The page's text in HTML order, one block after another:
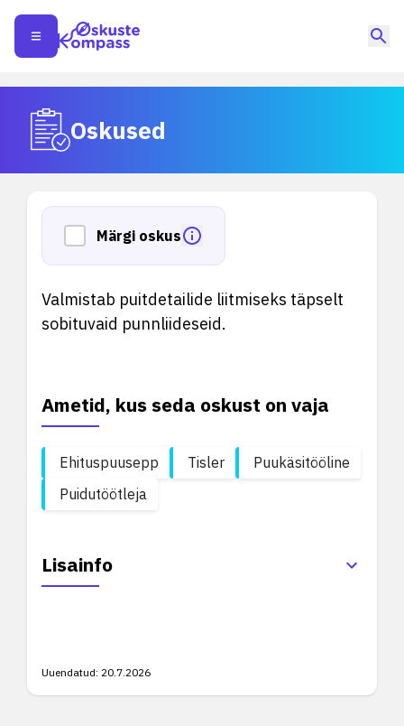
Oskused
Märgi oskus
Valmistab puitdetailide liitmiseks täpselt
sobituvaid punnliideseid.
Ametid, kus seda oskust on vaja
Ehituspuusepp Tisler
Puukäsitööline
Puidutöötleja
Lisainfo
Uuendatud: 20.7.2026